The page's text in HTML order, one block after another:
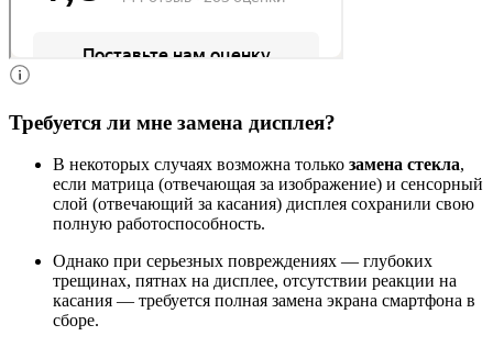
Требуется ли мне замена дисплея?
В некоторых случаях возможна только замена стекла,
если матрица (отвечающая за изображение) и сенсорный
слой (отвечающий за касания) дисплея сохранили свою
полную работоспособность.
Однако при серьезных повреждениях — глубоких
трещинах, пятнах на дисплее, отсутствии реакции на
касания — требуется полная замена экрана смартфона в
сборе.